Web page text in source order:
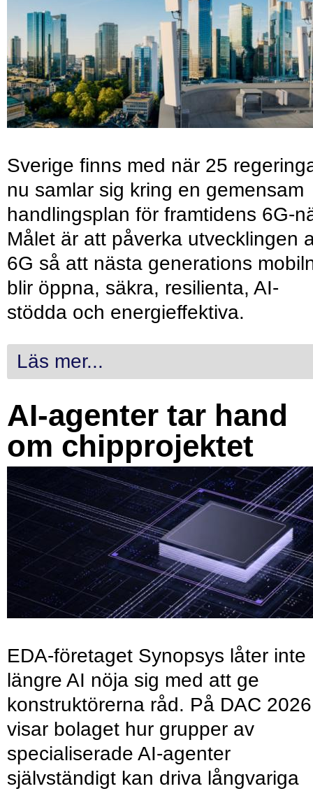
Sverige finns med när 25
nu samlar sig kring en gemensam
handlingsplan för framtidens 6G-
Målet är att påverka utvecklingen
6G så att nästa generations
blir öppna, säkra, resilienta, AI-
stödda och energieffektiva.
Läs mer...
AI-agenter tar hand
om chipprojektet
EDA-företaget Synopsys låter inte
längre AI nöja sig med att ge
konstruktörerna råd. På DAC 2026
visar bolaget hur grupper av
specialiserade AI-agenter
självständigt kan driva långvariga